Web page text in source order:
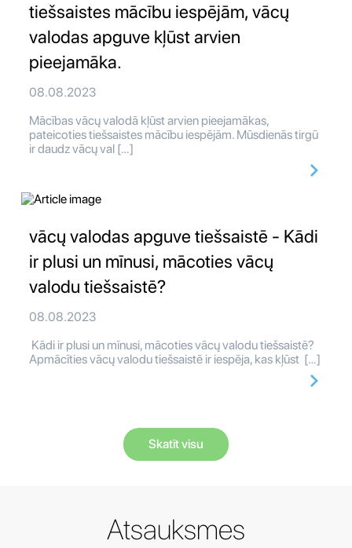
tiešsaistes mācību iespējām, vācų
valodas apguve kļūst arvien
pieejamāka.
08.08.2023
Mācības vācų valodā kļūst arvien pieejamākas,
pateicoties tiešsaistes mācību iespējām. Mūsdienās tirgū
ir daudz vācų val […]
vācų valodas apguve tiešsaistē - Kādi
ir plusi un mīnusi, mācoties vācų
valodu tiešsaistē?
08.08.2023
Kādi ir plusi un mīnusi, mācoties vācų valodu tiešsaistē?
Apmācīties vācų valodu tiešsaistē ir iespēja, kas kļūst […]
Skatīt visu
Atsauksmes